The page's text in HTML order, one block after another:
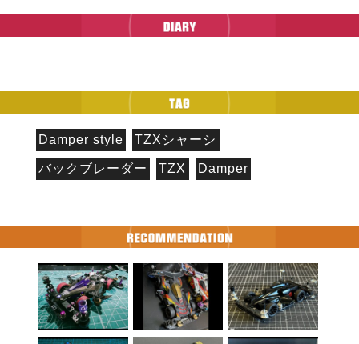
Damper style TZXシャーシ
バックブレーダー TZX Damper